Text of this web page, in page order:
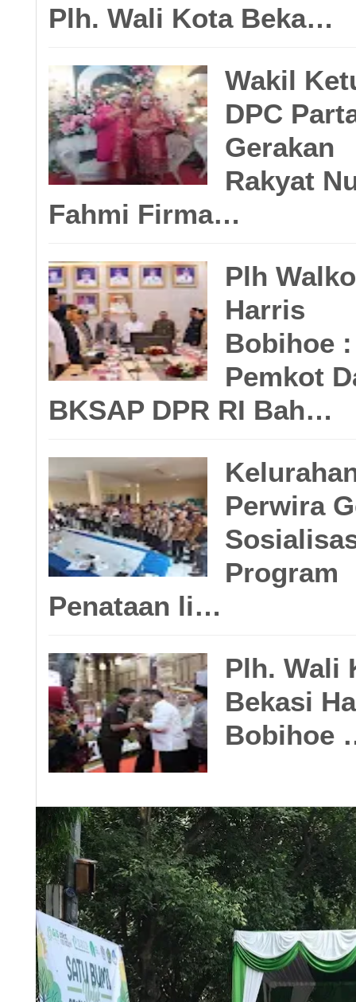
Menurut Nurul
kebersihan
genangan air
mencegah DBD.
“Kami akan terus
menjalani pola
penyebaran
diantisipasi,”
•Iqbal/red
🛡️Redaksi: Iqbal|
Plh. Wali Kota Beka…
Wakil
DPC
Gerakan
Rakyat
Fahmi Firma…
Plh
Harris
Bobihoe :
Pemkot
BKSAP DPR RI Bah…
Perwira
Program
Penataan li…
Plh. Wali
Bekasi
Bobihoe